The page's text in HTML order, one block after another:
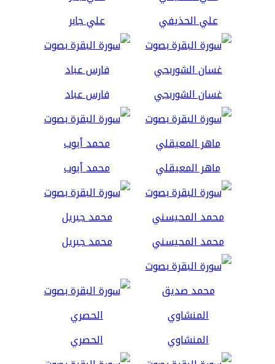
علي الحذيفي علي جابر
غسان الشوربجي فارس عباد
ماهر المعيقلي محمد أيوب
محمد المحيسني محمد جبريل
المنشاوي الحصري